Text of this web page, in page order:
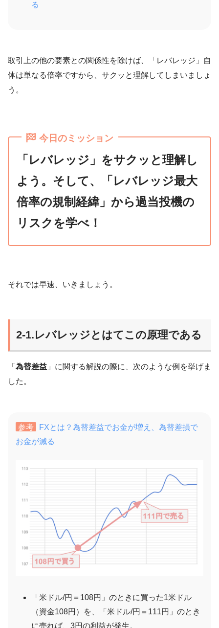
る
取引上の他の要素との関係性を除けば、「レバレッジ」自
体は単なる倍率ですから、サクッと理解してしまいましょ
う。
今日のミッション
「レバレッジ」をサクッと理解し
よう。そして、「レバレッジ最大
倍率の規制経緯」から過当投機の
リスクを学べ！
それでは早速、いきましょう。
2-1.レバレッジとはてこの原理である
「 為替差益 」に関する解説の際に、次のような例を挙げま
した。
参考
FXとは？為替差益でお金が増え、為替差損で
お金が減る
「米ドル/円＝108円」のときに買った1米ドル
（資金108円）を、「米ドル/円＝111円」のとき
に売れば、3円の利益が発生。